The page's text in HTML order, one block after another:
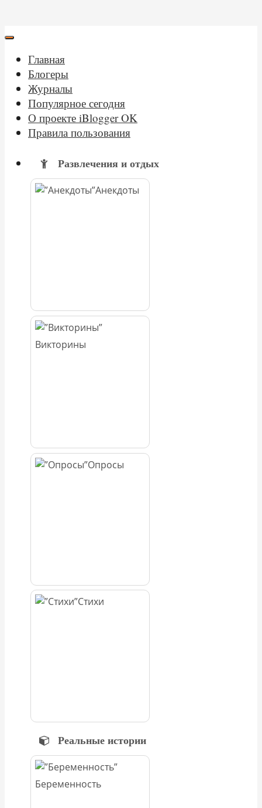
Главная
Блогеры
Журналы
Популярное сегодня
О проекте iBlogger OK
Правила пользования
Развлечения и отдых
Анекдоты
Викторины
Опросы
Стихи
Реальные истории
Беременность